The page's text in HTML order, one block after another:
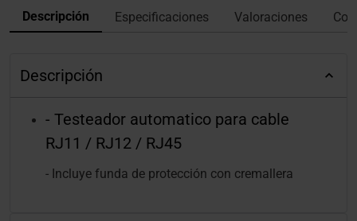
Descripción Especificaciones Valoraciones
Descripción
- Testeador automatico para cable
RJ11 / RJ12 / RJ45
- Incluye funda de protección con cremallera